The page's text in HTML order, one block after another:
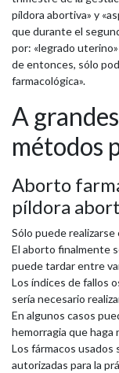
píldora abortiva» y
que durante el
por: «legrado
de entonces, sólo
farmacológica».
A
métodos
Aborto
píldora
Sólo puede realizarse
El aborto finalmente
puede tardar entre
Los índices de fallos
sería necesario
En algunos casos
hemorragia que haga
Los fármacos usados
autorizadas para la